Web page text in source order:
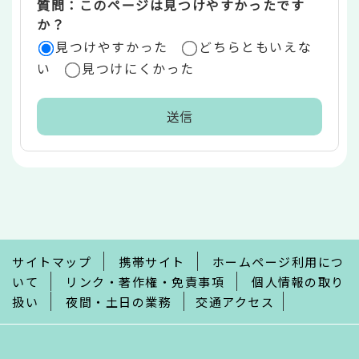
質問：このページは見つけやすかったです
か？
見つけやすかった
どちらともいえな
い
見つけにくかった
で
サイトマップ 携帯サイト
ホームページ利用につ
いて
リンク・著作権・免責事項
個人情報の取り
扱い
夜間・土日の業務 交通アクセス